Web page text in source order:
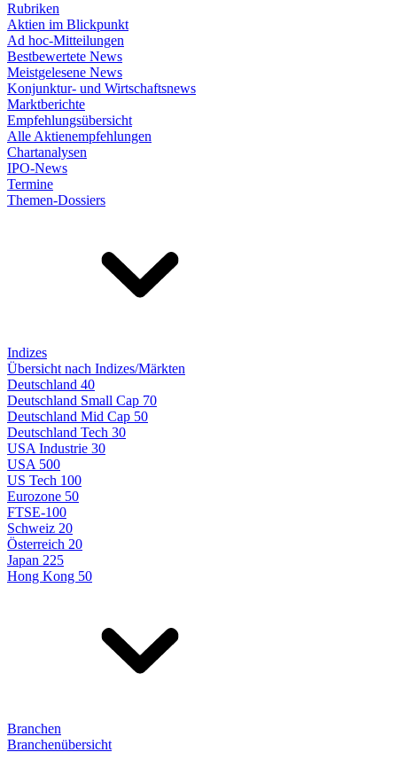
Rubriken
Aktien im Blickpunkt
Ad hoc-Mitteilungen
Bestbewertete News
Meistgelesene News
Konjunktur- und Wirtschaftsnews
Marktberichte
Empfehlungsübersicht
Alle Aktienempfehlungen
Chartanalysen
IPO-News
Termine
Themen-Dossiers
Indizes
Übersicht nach Indizes/Märkten
Deutschland 40
Deutschland Small Cap 70
Deutschland Mid Cap 50
Deutschland Tech 30
USA Industrie 30
USA 500
US Tech 100
Eurozone 50
FTSE-100
Schweiz 20
Österreich 20
Japan 225
Hong Kong 50
Branchen
Branchenübersicht